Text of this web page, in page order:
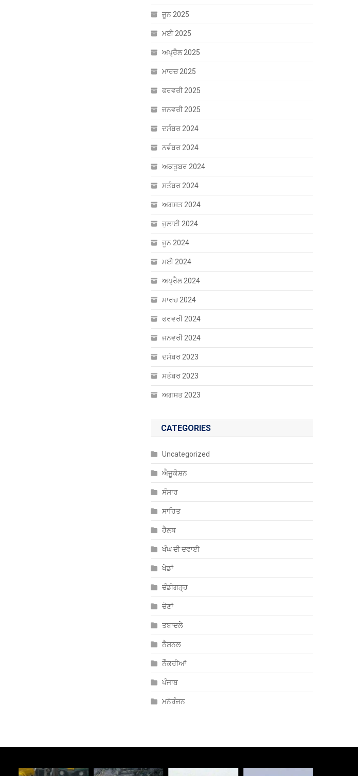
ਜੂਨ 2025
ਮਈ 2025
ਅਪ੍ਰੈਲ 2025
ਮਾਰਚ 2025
ਫਰਵਰੀ 2025
ਜਨਵਰੀ 2025
ਦਸੰਬਰ 2024
ਨਵੰਬਰ 2024
ਅਕਤੂਬਰ 2024
ਸਤੰਬਰ 2024
ਅਗਸਤ 2024
ਜੁਲਾਈ 2024
ਜੂਨ 2024
ਮਈ 2024
ਅਪ੍ਰੈਲ 2024
ਮਾਰਚ 2024
ਫਰਵਰੀ 2024
ਜਨਵਰੀ 2024
ਦਸੰਬਰ 2023
ਸਤੰਬਰ 2023
ਅਗਸਤ 2023
CATEGORIES
Uncategorized
ਐਜੂਕੇਸ਼ਨ
ਸੰਸਾਰ
ਸਾਹਿਤ
ਹੈਲਥ
ਖੰਘ ਦੀ ਦਵਾਈ
ਖੇਡਾਂ
ਚੰਡੀਗੜ੍ਹ
ਚੋਣਾਂ
ਤਬਾਦਲੇ
ਨੈਸ਼ਨਲ
ਨੌਕਰੀਆਂ
ਪੰਜਾਬ
ਮਨੋਰੰਜਨ